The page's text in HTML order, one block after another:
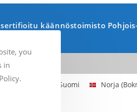
käännöstoimisto
Ruotsi Suomi Norja
you
in